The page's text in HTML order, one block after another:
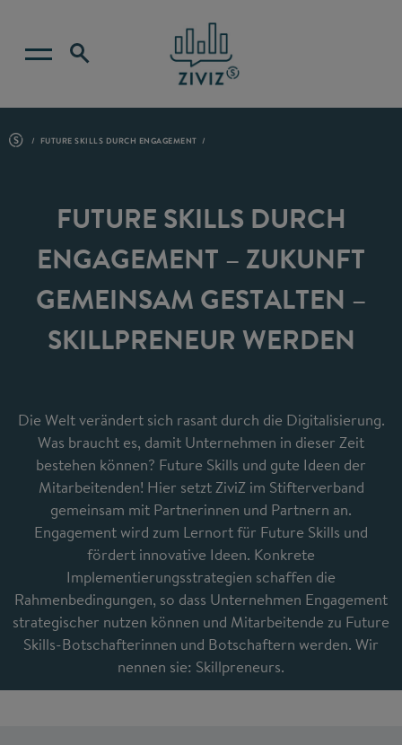
FUTURE SKILLS DURCH ENGAGEMENT
FUTURE SKILLS DURCH
ENGAGEMENT – ZUKUNFT
GEMEINSAM GESTALTEN –
SKILLPRENEUR WERDEN
Die Welt verändert sich rasant durch die Digitalisierung.
Was braucht es, damit Unternehmen in dieser Zeit
bestehen können? Future Skills und gute Ideen der
Mitarbeitenden! Hier setzt ZiviZ im Stifterverband
gemeinsam mit Partnerinnen und Partnern an.
Engagement wird zum Lernort für Future Skills und
fördert innovative Ideen. Konkrete
Implementierungsstrategien schaffen die
Rahmenbedingungen, so dass Unternehmen Engagement
strategischer nutzen können und Mitarbeitende zu Future
Skills-Botschafterinnen und Botschaftern werden. Wir
nennen sie: Skillpreneurs.